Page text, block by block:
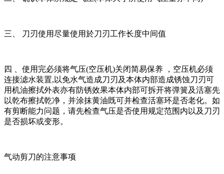
三、 刀刃使用尽量使用於刀刃工作长度中间值
四 、使用完必须将气压(空压机)关闭简易保养 ，空压机必须
连接滤水装置,以免水气造成刀刃及本体内部造成锈蚀刀刃可
用机油擦拭外表亦有防锈效果本体内部可拆开将弹簧及活塞先
以乾布擦拭乾净，并涂抹黄油既可并检查活塞环是否老化。如
有剪断能力问题，请先检查气压是否使用规定范围内以及刀刃
是否损坏或变形。
气动剪刀的注意事项